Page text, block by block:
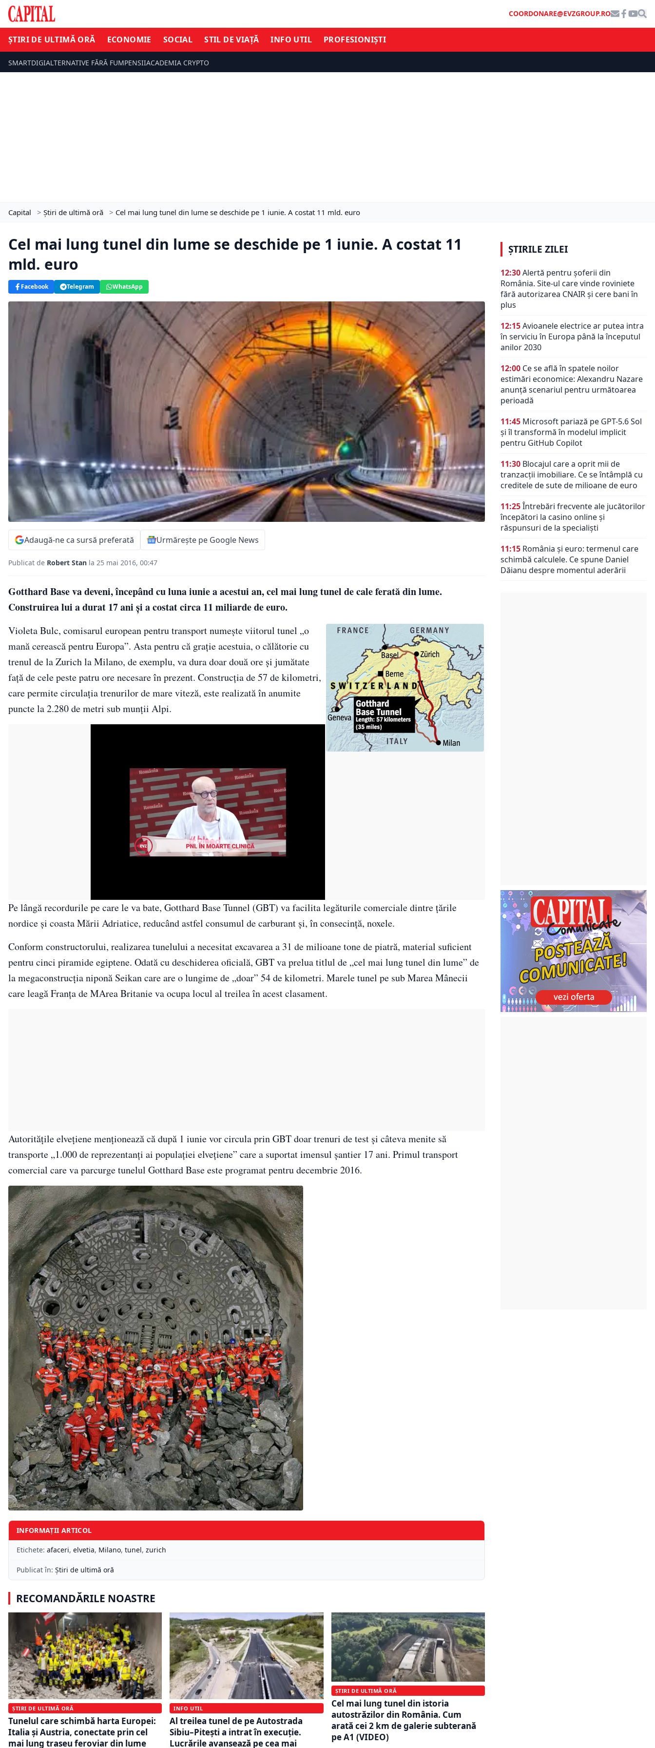
COORDONARE@EVZGROUP.RO
ȘTIRI DE ULTIMĂ ORĂ ECONOMIE SOCIAL STIL DE VIAȚĂ INFO UTIL PROFESIONIȘTI
SMARTDIGIALTERNATIVE FĂRĂ FUMPENSIIACADEMIA CRYPTO
Capital > Știri de ultimă oră > Cel mai lung tunel din lume se deschide pe 1 iunie. A costat 11 mld. euro
Cel mai lung tunel din lume se deschide pe 1 iunie. A costat 11
mld. euro
Facebook Telegram WhatsApp
Adaugă-ne ca sursă preferată Urmărește pe Google News
Publicat de Robert Stan la 25 mai 2016, 00:47
Gotthard Base va deveni, începând cu luna iunie a acestui an, cel mai lung tunel de cale ferată din lume.
Construirea lui a durat 17 ani și a costat circa 11 miliarde de euro.
Violeta Bulc, comisarul european pentru transport numește viitorul tunel „o
mană cerească pentru Europa”. Asta pentru că grație acestuia, o călătorie cu
trenul de la Zurich la Milano, de exemplu, va dura doar două ore și jumătate
față de cele peste patru ore necesare în prezent. Construcția de 57 de kilometri,
care permite circulația trenurilor de mare viteză, este realizată în anumite
puncte la 2.280 de metri sub munții Alpi.
Pe lângă recordurile pe care le va bate, Gotthard Base Tunnel (GBT) va facilita legăturile comerciale dintre țările
nordice și coasta Mării Adriatice, reducând astfel consumul de carburant și, în consecință, noxele.
Conform constructorului, realizarea tunelului a necesitat excavarea a 31 de milioane tone de piatră, material suficient
pentru cinci piramide egiptene. Odată cu deschiderea oficială, GBT va prelua titlul de „cel mai lung tunel din lume” de
la megaconstrucția niponă Seikan care are o lungime de „doar” 54 de kilometri. Marele tunel pe sub Marea Mânecii
care leagă Franța de MArea Britanie va ocupa locul al treilea în acest clasament.
Autoritățile elvețiene menționează că după 1 iunie vor circula prin GBT doar trenuri de test și câteva menite să
transporte „1.000 de reprezentanți ai populației elvețiene” care a suportat imensul șantier 17 ani. Primul transport
comercial care va parcurge tunelul Gotthard Base este programat pentru decembrie 2016.
INFORMAȚII ARTICOL
Etichete: afaceri, elvetia, Milano, tunel, zurich
Publicat în: Știri de ultimă oră
RECOMANDĂRILE NOASTRE
ȘTIRI DE ULTIMĂ ORĂ
Tunelul care schimbă harta Europei:
Italia și Austria, conectate prin cel
mai lung traseu feroviar din lume
INFO UTIL
Al treilea tunel de pe Autostrada
Sibiu–Pitești a intrat în execuție.
Lucrările avansează pe cea mai
ȘTIRI DE ULTIMĂ ORĂ
Cel mai lung tunel din istoria
autostrăzilor din România. Cum
arată cei 2 km de galerie subterană
pe A1 (VIDEO)
ȘTIRILE ZILEI
12:30Alertă pentru șoferii din
România. Site-ul care vinde roviniete
fără autorizarea CNAIR și cere bani în
plus
12:15Avioanele electrice ar putea intra
în serviciu în Europa până la începutul
anilor 2030
12:00 Ce se află în spatele noilor
estimări economice: Alexandru Nazare
anunță scenariul pentru următoarea
perioadă
11:45 Microsoft pariază pe GPT-5.6 Sol
și îl transformă în modelul implicit
pentru GitHub Copilot
11:30 Blocajul care a oprit mii de
tranzacții imobiliare. Ce se întâmplă cu
creditele de sute de milioane de euro
11:25Întrebări frecvente ale jucătorilor
începători la casino online și
răspunsuri de la specialiști
11:15 România și euro: termenul care
schimbă calculele. Ce spune Daniel
Dăianu despre momentul aderării